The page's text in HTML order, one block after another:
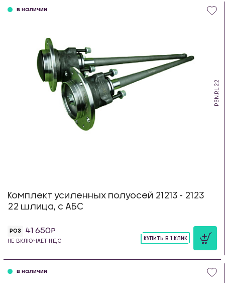
PSN.RL.22
в наличии
Комплект усиленных полуосей 21213 - 2123
22 шлица, с АБС
РОЗ 41 650
НЕ ВКЛЮЧАЕТ НДС
КУПИТЬ В 1 КЛИК
в наличии